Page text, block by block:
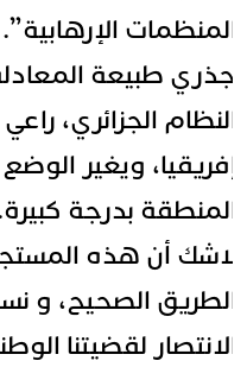
طبيعة
الجزائري،
ويغير الوضع
بدرجة كبيرة.
أن هذه
الصحيح، و
لقضيتنا